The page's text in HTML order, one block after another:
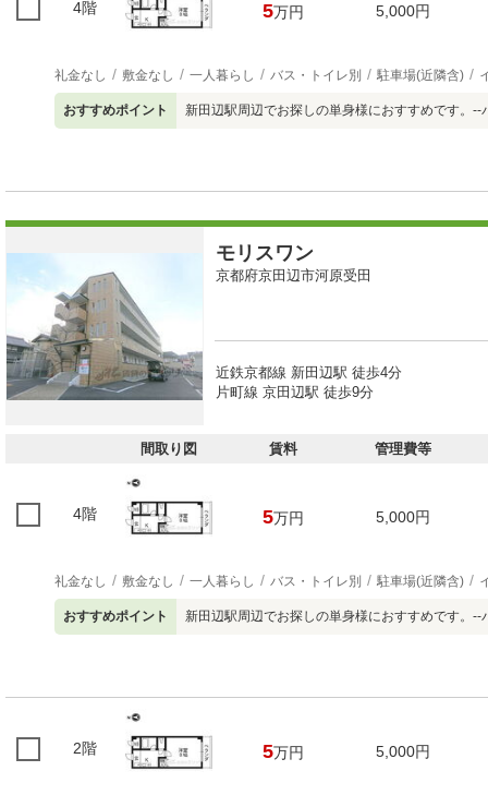
4階 5万円 5,000円
礼金なし 敷金なし 一人暮らし バス・トイレ別 駐車場(近隣含)
おすすめポイント 新田辺駅周辺でお探しの単身様におすすめです。--
モリスワン
京都府京田辺市河原受田
近鉄京都線 新田辺駅 徒歩4分
片町線 京田辺駅 徒歩9分
間取り図 賃料 管理費等
4階 5万円 5,000円
礼金なし 敷金なし 一人暮らし バス・トイレ別 駐車場(近隣含)
おすすめポイント 新田辺駅周辺でお探しの単身様におすすめです。--
2階 5万円 5,000円